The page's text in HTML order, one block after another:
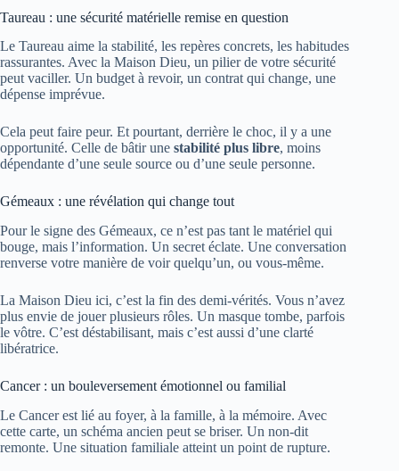
Taureau : une sécurité matérielle remise en question
Le Taureau aime la stabilité, les repères concrets, les habitudes
rassurantes. Avec la Maison Dieu, un pilier de votre sécurité
peut vaciller. Un budget à revoir, un contrat qui change, une
dépense imprévue.
Cela peut faire peur. Et pourtant, derrière le choc, il y a une
opportunité. Celle de bâtir une stabilité plus libre, moins
dépendante d’une seule source ou d’une seule personne.
Gémeaux : une révélation qui change tout
Pour le signe des Gémeaux, ce n’est pas tant le matériel qui
bouge, mais l’information. Un secret éclate. Une conversation
renverse votre manière de voir quelqu’un, ou vous-même.
La Maison Dieu ici, c’est la fin des demi-vérités. Vous n’avez
plus envie de jouer plusieurs rôles. Un masque tombe, parfois
le vôtre. C’est déstabilisant, mais c’est aussi d’une clarté
libératrice.
Cancer : un bouleversement émotionnel ou familial
Le Cancer est lié au foyer, à la famille, à la mémoire. Avec
cette carte, un schéma ancien peut se briser. Un non-dit
remonte. Une situation familiale atteint un point de rupture.